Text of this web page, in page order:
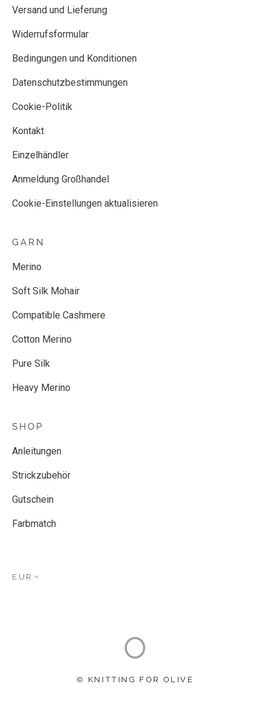
Versand und Lieferung
Widerrufsformular
Bedingungen und Konditionen
Datenschutzbestimmungen
Cookie-Politik
Kontakt
Einzelhändler
Anmeldung Großhandel
Cookie-Einstellungen aktualisieren
GARN
Merino
Soft Silk Mohair
Compatible Cashmere
Cotton Merino
Pure Silk
Heavy Merino
SHOP
Anleitungen
Strickzubehör
Gutschein
Farbmatch
EUR
© KNITTING FOR OLIVE